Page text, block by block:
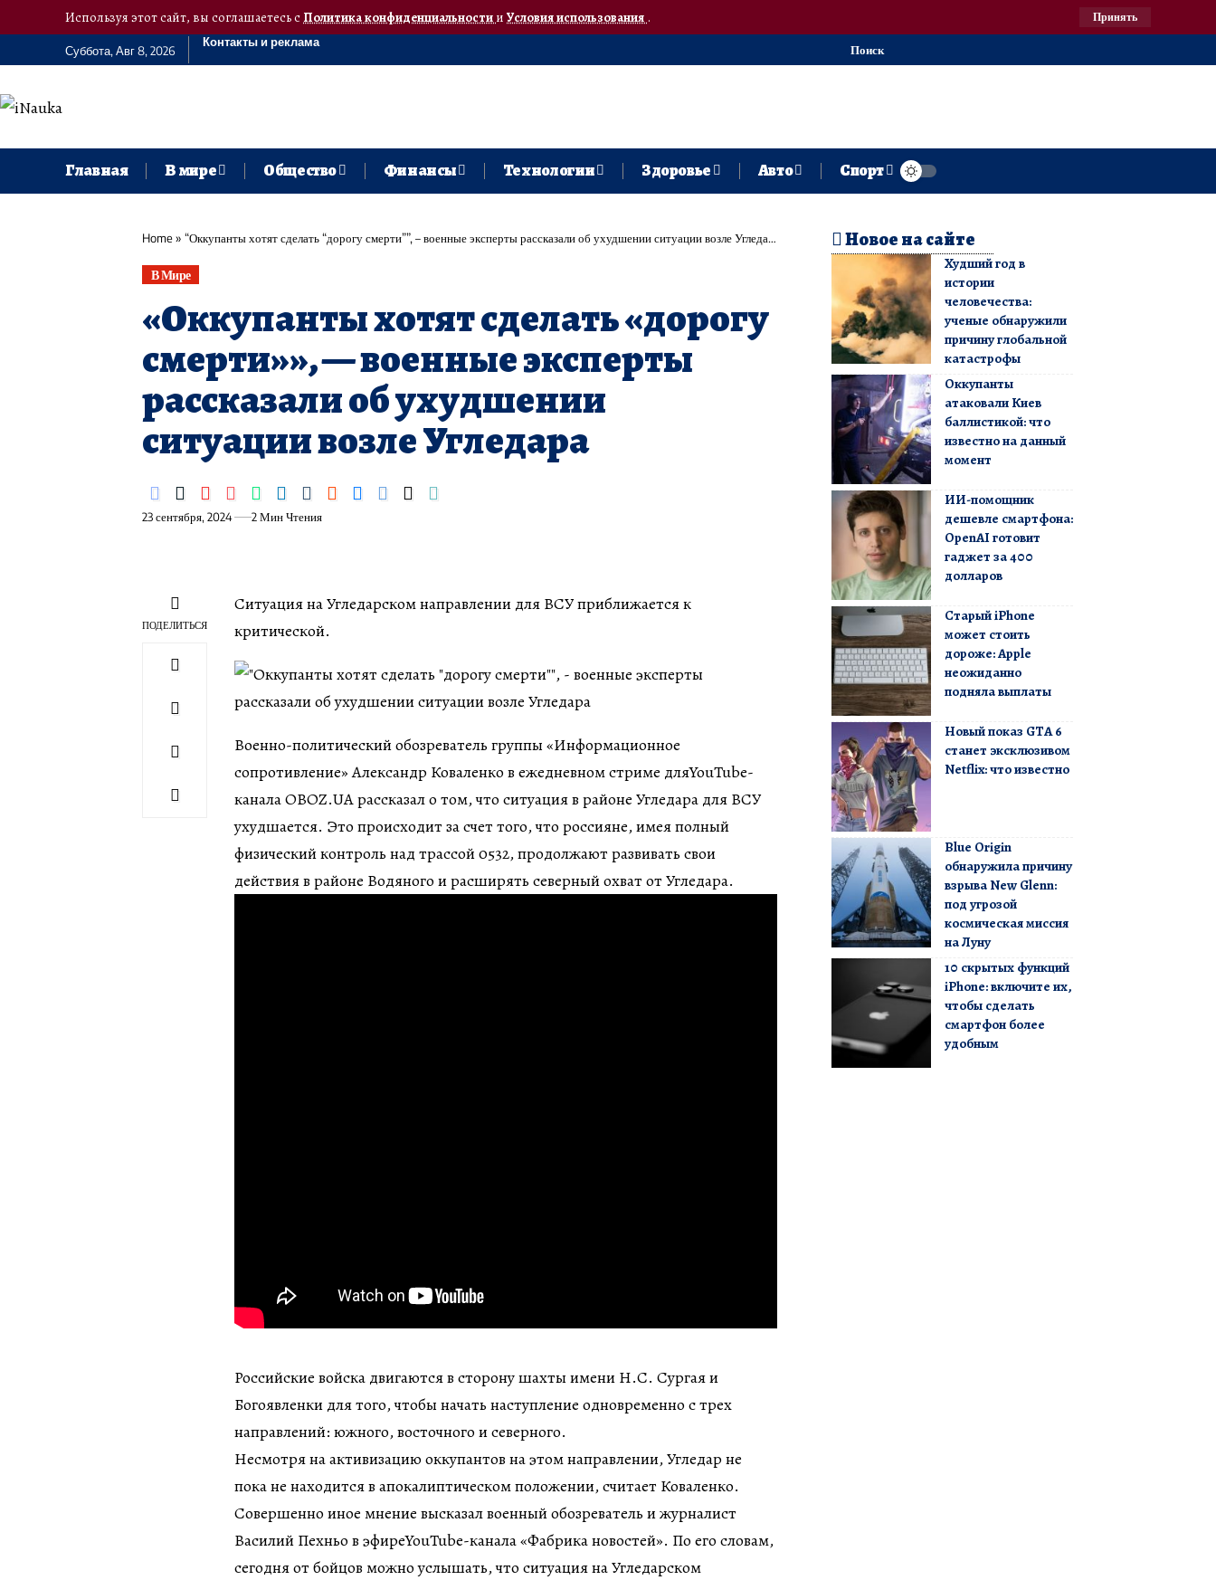
Используя этот сайт, вы соглашаетесь сПолитика конфиденциальностии Условия использования. Принять
Суббота, Авг 8, 2026
Контакты и реклама
Поиск
Главная В мире Общество Финансы Технологии Здоровье Авто Спорт
Home» “Оккупанты хотят сделать “дорогу смерти””, – военные эксперты рассказали об ухудшении ситуации возле Угледара
В Мире
«Оккупанты хотят сделать «дорогу
смерти»», — военные эксперты
рассказали об ухудшении
ситуации возле Угледара
23 сентября, 2024 2 Мин Чтения
ПОДЕЛИТЬСЯ
Ситуация на Угледарском направлении для ВСУ приближается к
критической.
Военно-политический обозреватель группы «Информационное
сопротивление» Александр Коваленко в ежедневном стриме дляYouTube-
канала OBOZ.UA рассказал о том, что ситуация в районе Угледара для ВСУ
ухудшается. Это происходит за счет того, что россияне, имея полный
физический контроль над трассой 0532, продолжают развивать свои
действия в районе Водяного и расширять северный охват от Угледара.
Российские войска двигаются в сторону шахты имени Н.С. Сургая и
Богоявленки для того, чтобы начать наступление одновременно с трех
направлений: южного, восточного и северного.
Несмотря на активизацию оккупантов на этом направлении, Угледар не
пока не находится в апокалиптическом положении, считает Коваленко.
Совершенно иное мнение высказал военный обозреватель и журналист
Василий Пехньо в эфиреYouTube-канала «Фабрика новостей». По его словам,
сегодня от бойцов можно услышать, что ситуация на Угледарском
Новое на сайте
Худший год в
истории
человечества:
ученые обнаружили
причину глобальной
катастрофы
Оккупанты
атаковали Киев
баллистикой: что
известно на данный
момент
ИИ-помощник
дешевле смартфона:
OpenAI готовит
гаджет за 400
долларов
Старый iPhone
может стоить
дороже: Apple
неожиданно
подняла выплаты
Новый показ GTA 6
станет эксклюзивом
Netflix: что известно
Blue Origin
обнаружила причину
взрыва New Glenn:
под угрозой
космическая миссия
на Луну
10 скрытых функций
iPhone: включите их,
чтобы сделать
смартфон более
удобным